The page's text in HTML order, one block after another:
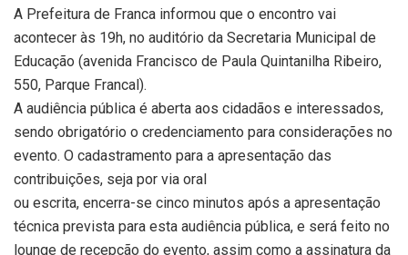
A Prefeitura de Franca informou que o encontro vai
acontecer às 19h, no auditório da Secretaria Municipal de
Educação (avenida Francisco de Paula Quintanilha Ribeiro,
550, Parque Francal).
A audiência pública é aberta aos cidadãos e interessados,
sendo obrigatório o credenciamento para considerações no
evento. O cadastramento para a apresentação das
contribuições, seja por via oral
ou escrita, encerra-se cinco minutos após a apresentação
técnica prevista para esta audiência pública, e será feito no
lounge de recepção do evento, assim como a assinatura da